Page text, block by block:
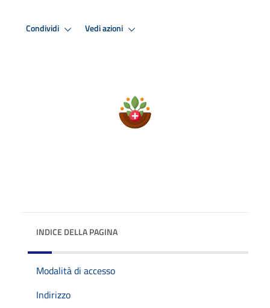
Condividi Vedi azioni
INDICE DELLA PAGINA
Modalità di accesso
Indirizzo